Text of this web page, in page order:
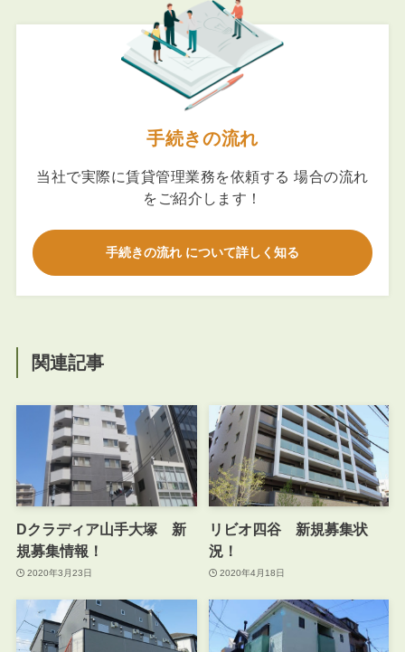
手続きの流れ
当社で実際に賃貸管理業務を依頼する 場合の流れ
をご紹介します！
手続きの流れ について詳しく知る
関連記事
Dクラディア山手大塚 新
規募集情報！
2020年3月23日
リビオ四谷 新規募集状
況！
2020年4月18日